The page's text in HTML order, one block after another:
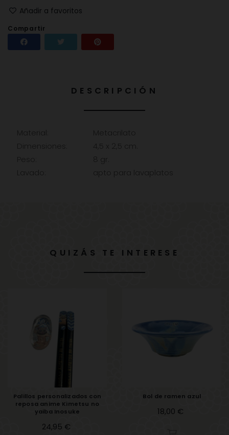
Añadir a favoritos
Compartir
Compartir Tuitear
DESCRIPCIÓN
QUIZÁS TE INTERESE
Palillos personalizados con
reposa anime Kimetsu no
yaiba Inosuke
Precio
24,95 €
Bol de ramen azul
Precio
18,00 €